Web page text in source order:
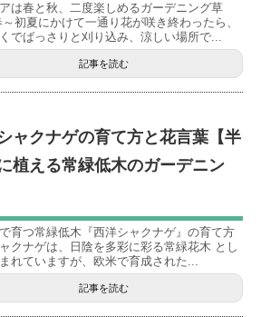
は春と秋、二度楽しめるガーデニング草
初夏にかけて一通り花が咲き終わったら、
でばっさりと刈り込み、涼しい場所で...
記事を読む
ャクナゲの育て方と花言葉【半
植える常緑低木のガーデニン
育つ常緑低木『西洋シャクナゲ』の育て方
クナゲは、日陰を多彩に彩る常緑花木 とし
れていますが、欧米で育成された...
記事を読む